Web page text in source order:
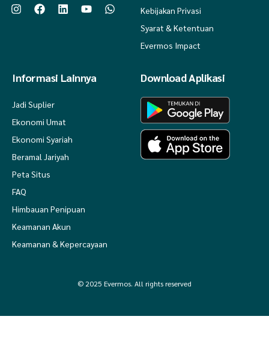
Kebijakan Privasi
Syarat & Ketentuan
Evermos Impact
Informasi Lainnya
Jadi Suplier
Ekonomi Umat
Ekonomi Syariah
Beramal Jariyah
Peta Situs
FAQ
Himbauan Penipuan
Keamanan Akun
Keamanan & Kepercayaan
Download Aplikasi
© 2025 Evermos. All rights reserved